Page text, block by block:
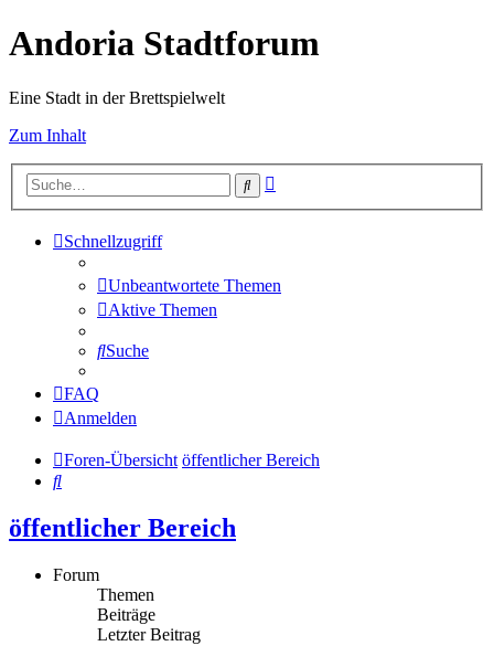
Andoria Stadtforum
Eine Stadt in der Brettspielwelt
Zum Inhalt
Suche
Schnellzugriff
Unbeantwortete Themen
Aktive Themen
Suche
FAQ
Anmelden
Foren-Übersicht öffentlicher Bereich
Suche
öffentlicher Bereich
Forum
Themen
Beiträge
Letzter Beitrag